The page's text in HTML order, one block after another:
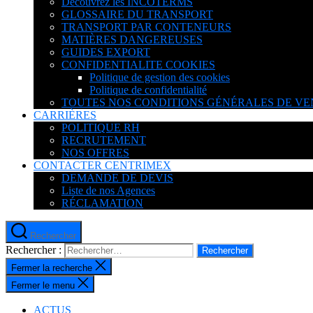
GLOSSAIRE DU TRANSPORT
TRANSPORT PAR CONTENEURS
MATIÈRES DANGEREUSES
GUIDES EXPORT
CONFIDENTIALITE COOKIES
Politique de gestion des cookies
Politique de confidentialité
TOUTES NOS CONDITIONS GÉNÉRALES DE
CARRIÈRES
POLITIQUE RH
RECRUTEMENT
NOS OFFRES
CONTACTER CENTRIMEX
DEMANDE DE DEVIS
Liste de nos Agences
RÉCLAMATION
Rechercher
Rechercher :
Fermer la recherche
Fermer le menu
ACTUS